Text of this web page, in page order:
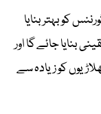
کو بہتر بنایا
بنایا جائے گا اور
کو زیادہ سے